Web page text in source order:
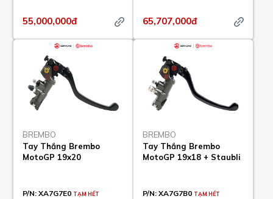
55,000,000đ 65,707,000đ
BREMBO
Tay Thắng Brembo
MotoGP 19x20
P/N: XA7G7E0 TẠM HẾT
BREMBO
Tay Thắng Brembo
MotoGP 19x18 + Staubli
P/N: XA7G7B0 TẠM HẾT